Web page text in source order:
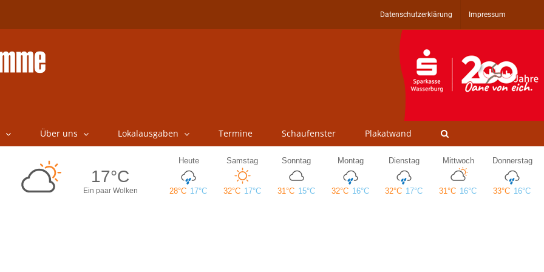
Datenschutzerklärung Impressum
Über uns Lokalausgaben Termine Schaufenster Plakatwand